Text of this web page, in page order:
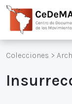
Colecciones >